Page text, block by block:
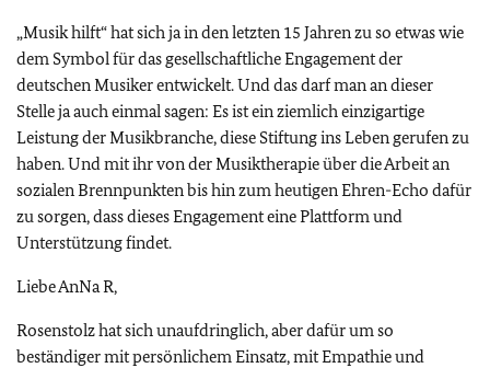
„Musik hilft“ hat sich ja in den letzten 15 Jahren zu so etwas wie
dem Symbol für das gesellschaftliche Engagement der
deutschen Musiker entwickelt. Und das darf man an dieser
Stelle ja auch einmal sagen: Es ist ein ziemlich einzigartige
Leistung der Musikbranche, diese Stiftung ins Leben gerufen zu
haben. Und mit ihr von der Musiktherapie über die Arbeit an
sozialen Brennpunkten bis hin zum heutigen Ehren-Echo dafür
zu sorgen, dass dieses Engagement eine Plattform und
Unterstützung findet.
Liebe AnNa R,
Rosenstolz hat sich unaufdringlich, aber dafür um so
beständiger mit persönlichem Einsatz, mit Empathie und